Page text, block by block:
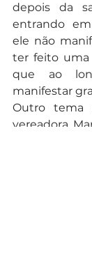
depois da
entrando
ele não
ter feito uma
que ao
manifestar
Outro tema
vereadora